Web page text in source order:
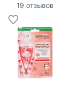
19 отзывов